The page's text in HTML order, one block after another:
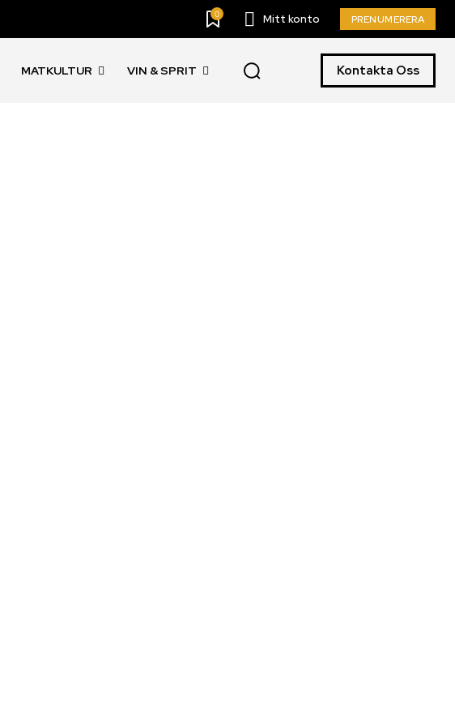
0 Mitt konto PRENUMERERA
MATKULTUR VIN & SPRIT Kontakta Oss